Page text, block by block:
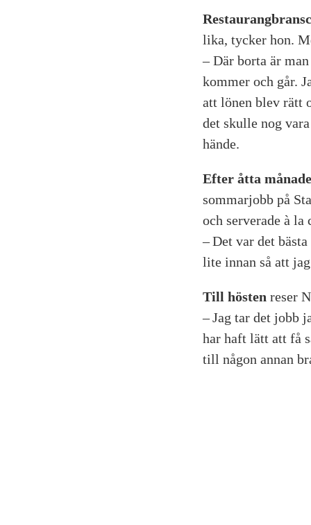
lika, tycker hon.
– Där borta är
kommer och går.
att lönen blev rätt
det skulle nog
hände.
Efter åtta
sommarjobb på
och serverade à la
– Det var det
lite innan så att
Till hösten reser
– Jag tar det jobb
har haft lätt att få
till någon annan